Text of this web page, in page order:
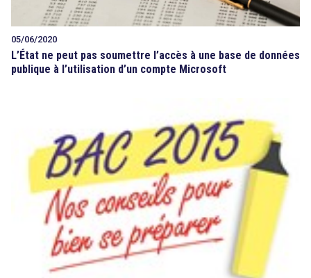
05/06/2020
L’État ne peut pas soumettre l’accès à une base de données
publique à l’utilisation d’un compte Microsoft